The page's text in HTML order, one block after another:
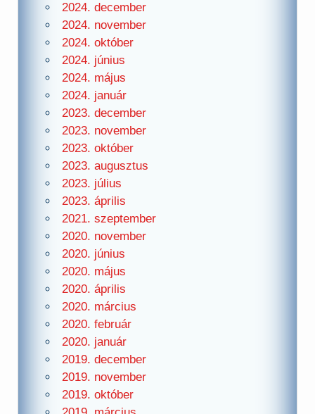
2024. december
2024. november
2024. október
2024. június
2024. május
2024. január
2023. december
2023. november
2023. október
2023. augusztus
2023. július
2023. április
2021. szeptember
2020. november
2020. június
2020. május
2020. április
2020. március
2020. február
2020. január
2019. december
2019. november
2019. október